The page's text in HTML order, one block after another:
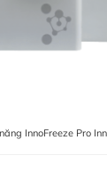
InnoFreeze Pro